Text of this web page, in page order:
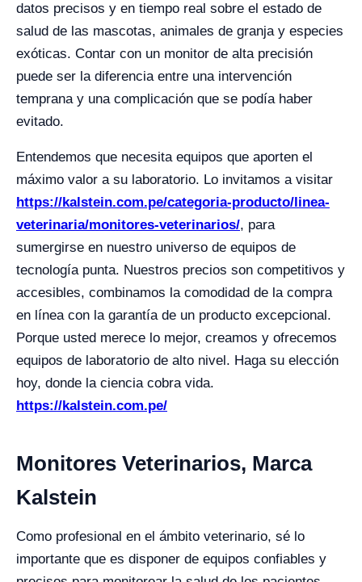
datos precisos y en tiempo real sobre el estado de
salud de las mascotas, animales de granja y especies
exóticas. Contar con un monitor de alta precisión
puede ser la diferencia entre una intervención
temprana y una complicación que se podía haber
evitado.
Entendemos que necesita equipos que aporten el
máximo valor a su laboratorio. Lo invitamos a visitar
https://kalstein.com.pe/categoria-producto/linea-
veterinaria/monitores-veterinarios/, para
sumergirse en nuestro universo de equipos de
tecnología punta. Nuestros precios son competitivos y
accesibles, combinamos la comodidad de la compra
en línea con la garantía de un producto excepcional.
Porque usted merece lo mejor, creamos y ofrecemos
equipos de laboratorio de alto nivel. Haga su elección
hoy, donde la ciencia cobra vida.
https://kalstein.com.pe/
Monitores Veterinarios, Marca
Kalstein
Como profesional en el ámbito veterinario, sé lo
importante que es disponer de equipos confiables y